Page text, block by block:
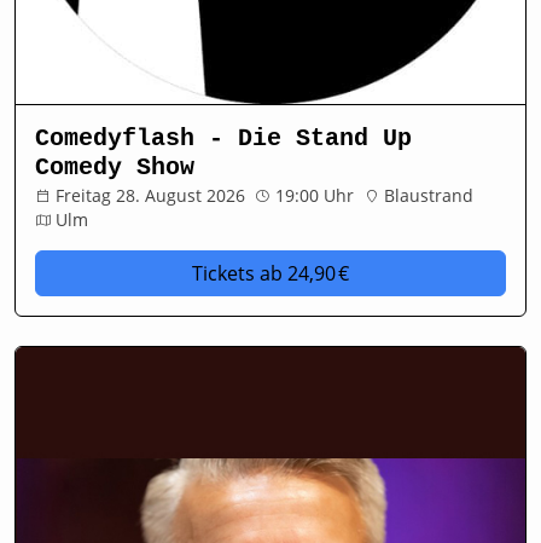
Comedyflash - Die Stand Up
Comedy Show
Freitag 28. August 2026 19:00 Uhr
Blaustrand
Ulm
Tickets ab 24,90 €